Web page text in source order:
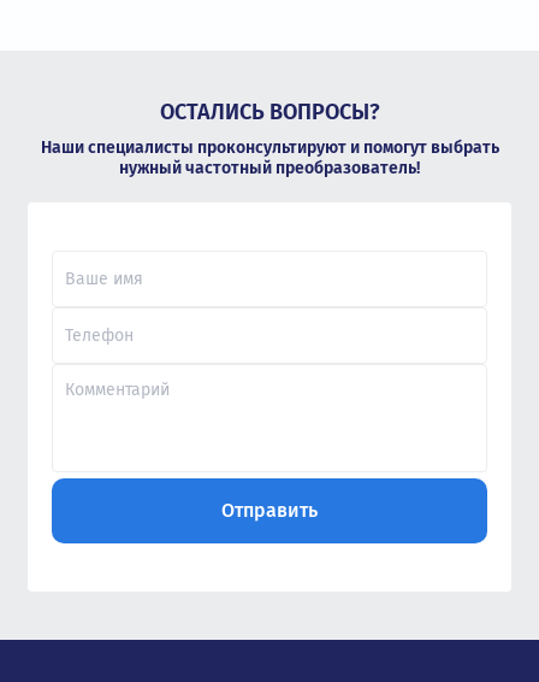
ОСТАЛИСЬ ВОПРОСЫ?
Наши специалисты проконсультируют и помогут выбрать
нужный частотный преобразователь!